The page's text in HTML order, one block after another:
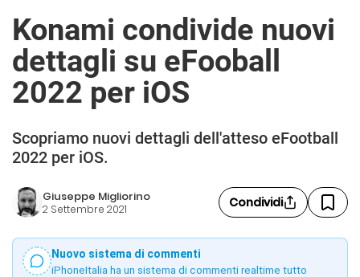
Konami condivide nuovi
dettagli su eFooball
2022 per iOS
Scopriamo nuovi dettagli dell'atteso eFootball
2022 per iOS.
Giuseppe Migliorino
2 Settembre 2021 Condividi
Nuovo sistema di commenti
iPhoneItalia ha un sistema di commenti realtime tutto